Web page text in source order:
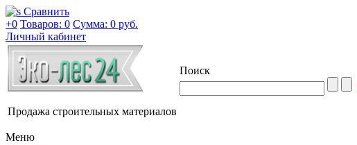
Сравнить
+0 Товаров: 0 Сумма: 0 руб.
Личный кабинет
Продажа строительных материалов
Поиск
Меню